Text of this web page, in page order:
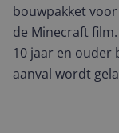
bouwpakket
de Minecraft
10 jaar en ouder
aanval wordt